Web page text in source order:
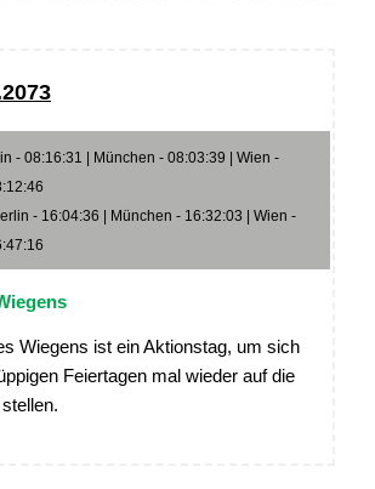
- 08:16:31 | München - 08:03:39 | Wien -
- 16:04:36 | München - 16:32:03 | Wien -
Wiegens ist ein Aktionstag, um sich
Feiertagen mal wieder auf die